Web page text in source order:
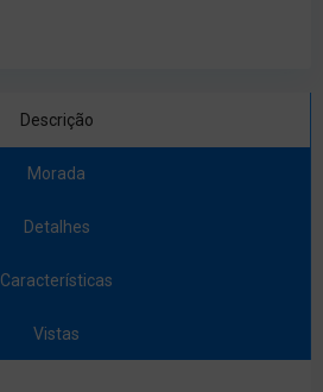
Descrição
Morada
Detalhes
Características
Vistas